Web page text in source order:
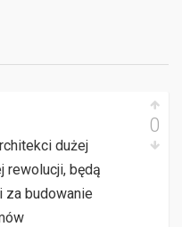
dużej
rewolucji, będą
budowanie
0